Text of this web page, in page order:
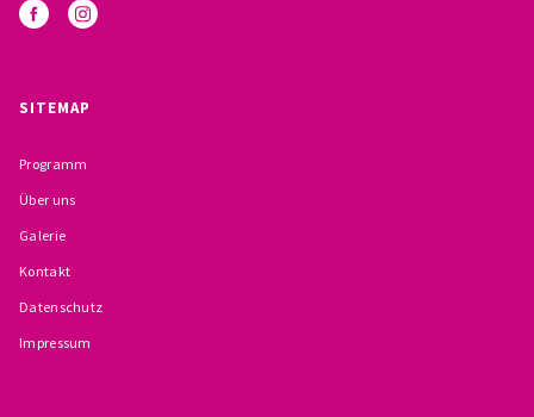
SITEMAP
Programm
Über uns
Galerie
Kontakt
Datenschutz
Impressum